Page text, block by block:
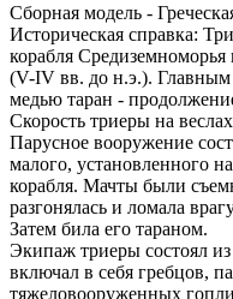
Сборная модель -
Историческая справка:
корабля
(V-IV вв. до н.э.).
медью таран -
Скорость триеры на
Парусное вооружение
малого, установленного
корабля. Мачты были
разгонялась и ломала
Затем била его тараном.
Экипаж триеры состоял
включал в себя гребцов,
тяжеловооруженных